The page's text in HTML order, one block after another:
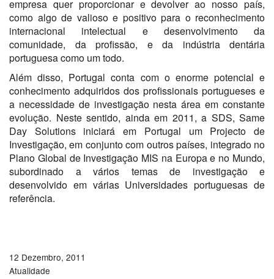
empresa quer proporcionar e devolver ao nosso país,
como algo de valioso e positivo para o reconhecimento
internacional intelectual e desenvolvimento da
comunidade, da profissão, e da indústria dentária
portuguesa como um todo.
Além disso, Portugal conta com o enorme potencial e
conhecimento adquiridos dos profissionais portugueses e
a necessidade de investigação nesta área em constante
evolução. Neste sentido, ainda em 2011, a SDS, Same
Day Solutions iniciará em Portugal um Projecto de
Investigação, em conjunto com outros países, integrado no
Plano Global de Investigação MIS na Europa e no Mundo,
subordinado a vários temas de investigação e
desenvolvido em várias Universidades portuguesas de
referência.
12 Dezembro, 2011
Atualidade